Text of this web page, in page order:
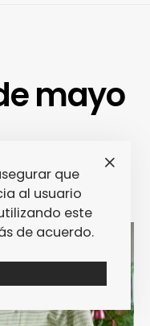
mayo
que
al usuario
este
de acuerdo.